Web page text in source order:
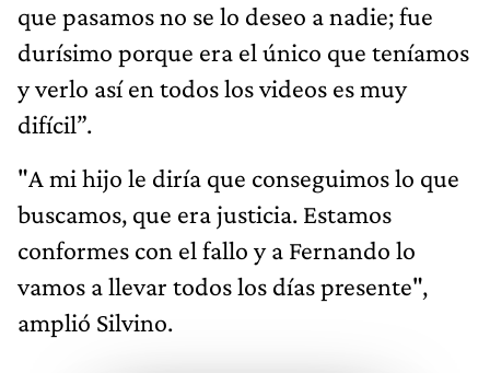
que pasamos no se lo deseo a nadie; fue
durísimo porque era el único que teníamos
y verlo así en todos los videos es muy
difícil”.
"A mi hijo le diría que conseguimos lo que
buscamos, que era justicia. Estamos
conformes con el fallo y a Fernando lo
vamos a llevar todos los días presente",
amplió Silvino.